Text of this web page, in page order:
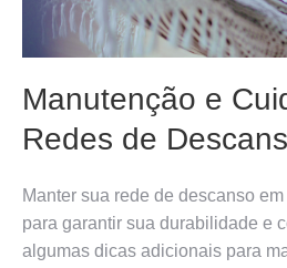
Manutenção e
Redes de
Manter sua rede de descanso
para garantir sua durabilidade e
algumas dicas adicionais para